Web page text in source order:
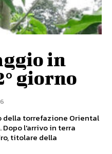
in
giorno
della torrefazione Oriental
titolare della